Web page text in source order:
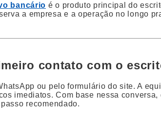
bancário é o produto principal do
a empresa e a operação no longo
contato com o
ou pelo formulário do site. A
imediatos. Com base nessa
recomendado.